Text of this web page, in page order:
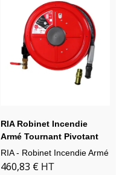
RIA Robinet Incendie
Armé Tournant Pivotant
RIA - Robinet Incendie Armé
460,83 € HT